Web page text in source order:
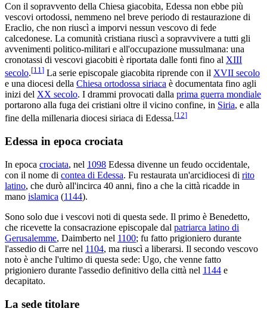
Con il sopravvento della Chiesa giacobita, Edessa non ebbe più
vescovi ortodossi, nemmeno nel breve periodo di restaurazione di
Eraclio, che non riuscì a imporvi nessun vescovo di fede
calcedonese. La comunità cristiana riuscì a sopravvivere a tutti gli
avvenimenti politico-militari e all'occupazione mussulmana: una
cronotassi di vescovi giacobiti è riportata dalle fonti fino al XIII
secolo.[11 ] La serie episcopale giacobita riprende con il XVII secolo
e una diocesi della Chiesa ortodossa siriaca è documentata fino agli
inizi del XX secolo. I drammi provocati dalla prima guerra mondiale
portarono alla fuga dei cristiani oltre il vicino confine, in Siria, e alla
fine della millenaria diocesi siriaca di Edessa.[12]
Edessa in epoca crociata
In epoca crociata, nel 1098 Edessa divenne un feudo occidentale,
con il nome di contea di Edessa. Fu restaurata un'arcidiocesi di rito
latino, che durò all'incirca 40 anni, fino a che la città ricadde in
mano islamica (1144).
Sono solo due i vescovi noti di questa sede. Il primo è Benedetto,
che ricevette la consacrazione episcopale dal patriarca latino di
Gerusalemme, Daimberto nel 1100; fu fatto prigioniero durante
l'assedio di Carre nel 1104, ma riuscì a liberarsi. Il secondo vescovo
noto è anche l'ultimo di questa sede: Ugo, che venne fatto
prigioniero durante l'assedio definitivo della città nel 1144 e
decapitato.
La sede titolare